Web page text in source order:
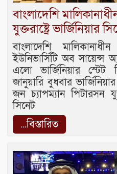
বাংলাদেশি
যুক্তরাষ্ট্রে ভার্জিনিয়ার
বাংলাদেশি
ইউনিভার্সিটি অব সায়েন্স
এলো ভার্জিনিয়ার স্টেট
জানুয়ারি বুধবার
জন চ্যাপম্যান পিটারসন
সিনেট
...বিস্তারিত